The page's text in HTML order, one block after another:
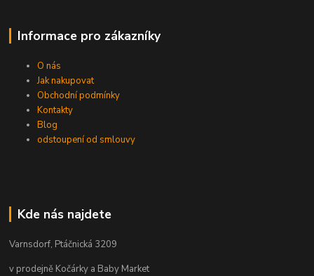
Informace pro zákazníky
O nás
Jak nakupovat
Obchodní podmínky
Kontakty
Blog
odstoupení od smlouvy
Kde nás najdete
Varnsdorf, Ptáčnická 3209
v prodejně Kočárky a Baby Market